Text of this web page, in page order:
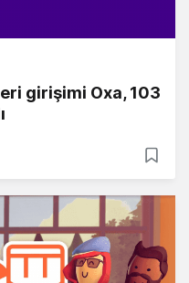
girişimi Oxa, 103